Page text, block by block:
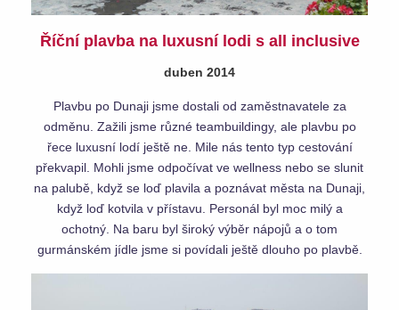
Říční plavba na luxusní lodi s all inclusive
duben 2014
Plavbu po Dunaji jsme dostali od zaměstnavatele za
odměnu. Zažili jsme různé teambuildingy, ale plavbu po
řece luxusní lodí ještě ne. Mile nás tento typ cestování
překvapil. Mohli jsme odpočívat ve wellness nebo se slunit
na palubě, když se loď plavila a poznávat města na Dunaji,
když loď kotvila v přístavu. Personál byl moc milý a
ochotný. Na baru byl široký výběr nápojů a o tom
gurmánském jídle jsme si povídali ještě dlouho po plavbě.